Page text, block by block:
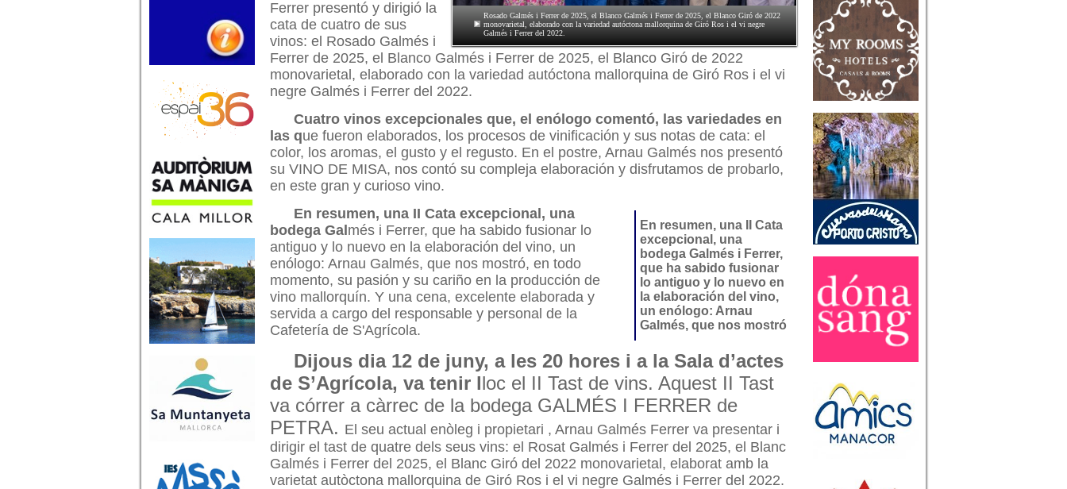
Rosado Galmés i Ferrer de 2025, el Blanco Galmés i Ferrer de 2025, el Blanco Giró de 2022
monovarietal, elaborado con la variedad autóctona mallorquina de Giró Ros i el vi negre
Galmés i Ferrer del 2022.
Ferrer presentó y dirigió la
cata de cuatro de sus
vinos: el Rosado Galmés i
Ferrer de 2025, el Blanco Galmés i Ferrer de 2025, el Blanco Giró de 2022
monovarietal, elaborado con la variedad autóctona mallorquina de Giró Ros i el vi
negre Galmés i Ferrer del 2022.
Cuatro vinos excepcionales que, el enólogo comentó, las variedades en
las que fueron elaborados, los procesos de vinificación y sus notas de cata: el
color, los aromas, el gusto y el regusto. En el postre, Arnau Galmés nos presentó
su VINO DE MISA, nos contó su compleja elaboración y disfrutamos de probarlo,
en este gran y curioso vino.
En resumen, una II Cata
excepcional, una
bodega Galmés i Ferrer,
que ha sabido fusionar
lo antiguo y lo nuevo en
la elaboración del vino,
un enólogo: Arnau
Galmés, que nos mostró
En resumen, una II Cata excepcional, una
bodega Gal més i Ferrer, que ha sabido fusionar lo
antiguo y lo nuevo en la elaboración del vino, un
enólogo: Arnau Galmés, que nos mostró, en todo
momento, su pasión y su cariño en la producción de
vino mallorquín. Y una cena, excelente elaborada y
servida a cargo del responsable y personal de la
Cafetería de S'Agrícola.
Dijous dia 12 de juny, a les 20 hores i a la Sala d’actes
de S’Agrícola, va tenir lloc el II Tast de vins. Aquest II Tast
va córrer a càrrec de la bodega GALMÉS I FERRER de
PETRA. El seu actual enòleg i propietari , Arnau Galmés Ferrer va presentar i
dirigir el tast de quatre dels seus vins: el Rosat Galmés i Ferrer del 2025, el Blanc
Galmés i Ferrer del 2025, el Blanc Giró del 2022 monovarietal, elaborat amb la
varietat autòctona mallorquina de Giró Ros i el vi negre Galmés i Ferrer del 2022.